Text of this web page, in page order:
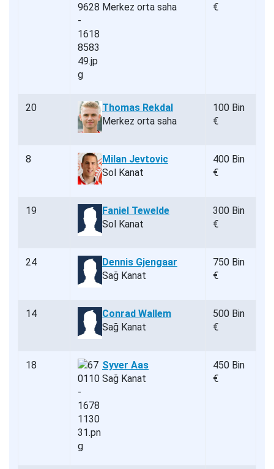
Merkez orta saha
€
20
Thomas Rekdal
Merkez orta saha
100 Bin
€
8
Milan Jevtovic
Sol Kanat
400 Bin
€
19
Faniel Tewelde
Sol Kanat
300 Bin
€
24
Dennis Gjengaar
Sağ Kanat
750 Bin
€
14
Conrad Wallem
Sağ Kanat
500 Bin
€
18
Syver Aas
Sağ Kanat
450 Bin
€